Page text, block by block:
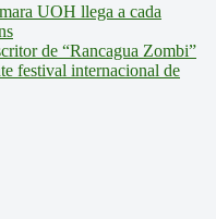
UOH llega a cada
de “Rancagua Zombi”
festival internacional de